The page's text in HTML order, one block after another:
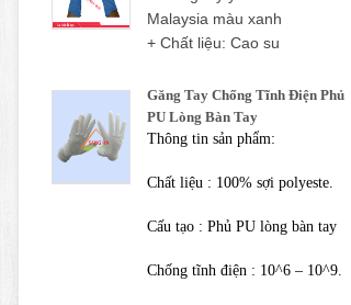
Malaysia màu xanh
+ Chất liệu: Cao su
Găng Tay Chống Tĩnh Điện Phủ
PU Lòng Bàn Tay
Thông tin sản phẩm:
Chất liệu : 100% sợi polyeste.
Cấu tạo : Phủ PU lòng bàn tay
Chống tĩnh điện : 10^6 – 10^9.